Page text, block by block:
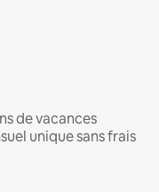
de vacances
unique sans frais